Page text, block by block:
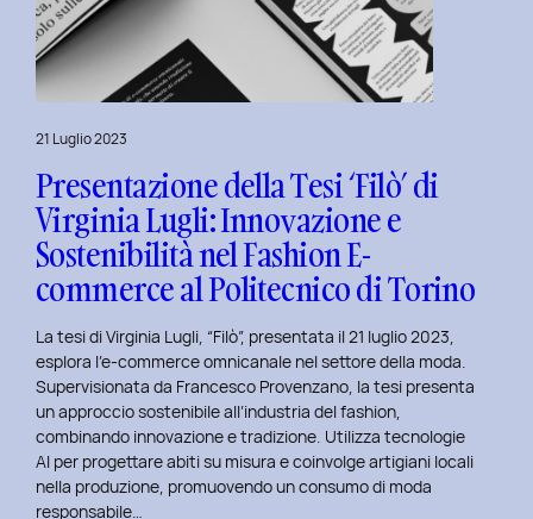
21 Luglio 2023
Presentazione della Tesi ‘Filò’ di
Virginia Lugli: Innovazione e
Sostenibilità nel Fashion E-
commerce al Politecnico di Torino
La tesi di Virginia Lugli, “Filò”, presentata il 21 luglio 2023,
esplora l’e-commerce omnicanale nel settore della moda.
Supervisionata da Francesco Provenzano, la tesi presenta
un approccio sostenibile all’industria del fashion,
combinando innovazione e tradizione. Utilizza tecnologie
AI per progettare abiti su misura e coinvolge artigiani locali
nella produzione, promuovendo un consumo di moda
responsabile…